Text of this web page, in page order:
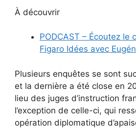
À découvrir
PODCAST – Écoutez le
Figaro Idées avec
Plusieurs enquêtes se sont
et la dernière a été close en
lieu des juges d’instruction
l’exception de celle-ci, qui
opération diplomatique